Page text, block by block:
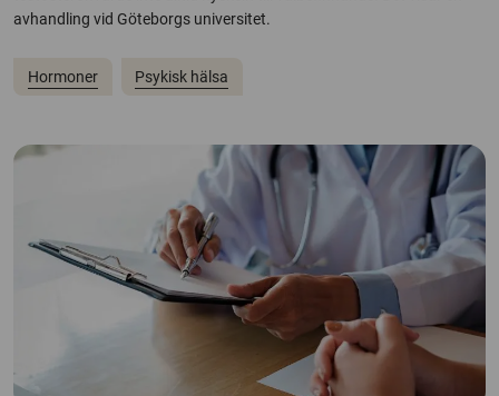
avhandling vid Göteborgs universitet.
Hormoner Psykisk hälsa